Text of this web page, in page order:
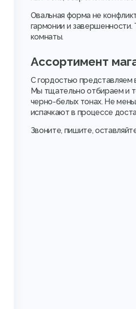
Овальная форма не
гармонии и завершенности.
комнаты.
Ассортимент
С гордостью представляем
Мы тщательно отбираем и
черно-белых тонах. Не
испачкают в процессе
Звоните, пишите,